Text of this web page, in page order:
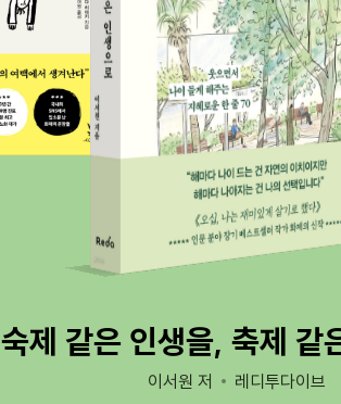
숙제 같은 인생을, 축제 같
이서원 저 레디투다이브